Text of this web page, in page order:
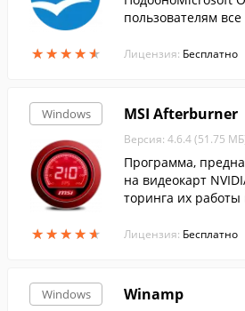
★★★★★
★★★★★
пользователям
Лицензия: Бесплатно
Windows
★★★★★
★★★★★
MSI Afterburner
Версия: 4.6.4 (51.75
Программа,
на видеокарт
торинга их
Лицензия: Бесплатно
Windows Winamp